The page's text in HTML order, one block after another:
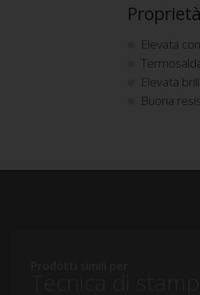
Proprietà
Elevata
Elevata
Buona